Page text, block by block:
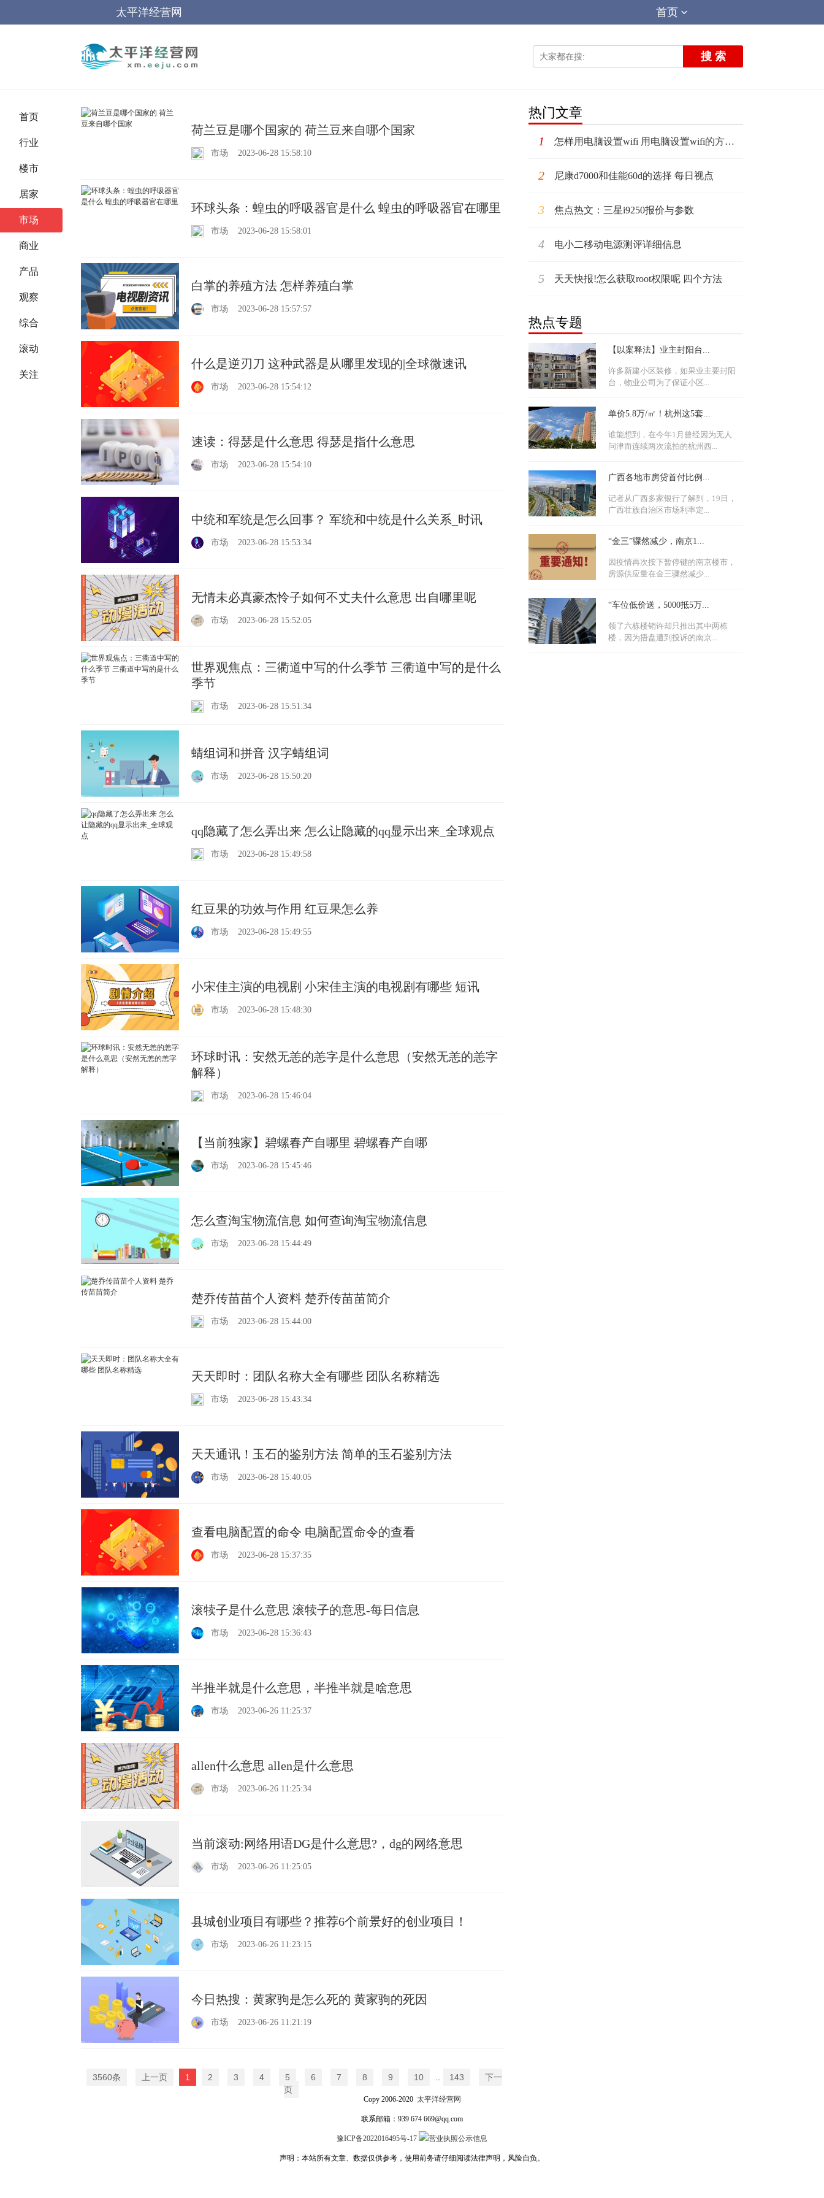
太平洋经营网 首页
搜 索
首页
行业
楼市
居家
市场
商业
产品
观察
综合
滚动
关注
荷兰豆是哪个国家的 荷兰豆来自哪个国家
市场 2023-06-28 15:58:10
环球头条：蝗虫的呼吸器官是什么 蝗虫的呼吸器官在哪里
市场 2023-06-28 15:58:01
白掌的养殖方法 怎样养殖白掌
市场 2023-06-28 15:57:57
什么是逆刃刀 这种武器是从哪里发现的|全球微速讯
市场 2023-06-28 15:54:12
速读：得瑟是什么意思 得瑟是指什么意思
市场 2023-06-28 15:54:10
中统和军统是怎么回事？ 军统和中统是什么关系_时讯
市场 2023-06-28 15:53:34
无情未必真豪杰怜子如何不丈夫什么意思 出自哪里呢
市场 2023-06-28 15:52:05
世界观焦点：三衢道中写的什么季节 三衢道中写的是什么
季节
市场 2023-06-28 15:51:34
蜻组词和拼音 汉字蜻组词
市场 2023-06-28 15:50:20
qq隐藏了怎么弄出来 怎么让隐藏的qq显示出来_全球观点
市场 2023-06-28 15:49:58
红豆果的功效与作用 红豆果怎么养
市场 2023-06-28 15:49:55
小宋佳主演的电视剧 小宋佳主演的电视剧有哪些 短讯
市场 2023-06-28 15:48:30
环球时讯：安然无恙的恙字是什么意思（安然无恙的恙字
解释）
市场 2023-06-28 15:46:04
【当前独家】碧螺春产自哪里 碧螺春产自哪
市场 2023-06-28 15:45:46
怎么查淘宝物流信息 如何查询淘宝物流信息
市场 2023-06-28 15:44:49
楚乔传苗苗个人资料 楚乔传苗苗简介
市场 2023-06-28 15:44:00
天天即时：团队名称大全有哪些 团队名称精选
市场 2023-06-28 15:43:34
天天通讯！玉石的鉴别方法 简单的玉石鉴别方法
市场 2023-06-28 15:40:05
查看电脑配置的命令 电脑配置命令的查看
市场 2023-06-28 15:37:35
滚犊子是什么意思 滚犊子的意思-每日信息
市场 2023-06-28 15:36:43
半推半就是什么意思，半推半就是啥意思
市场 2023-06-26 11:25:37
allen什么意思 allen是什么意思
市场 2023-06-26 11:25:34
当前滚动:网络用语DG是什么意思?，dg的网络意思
市场 2023-06-26 11:25:05
县城创业项目有哪些？推荐6个前景好的创业项目！
市场 2023-06-26 11:23:15
今日热搜：黄家驹是怎么死的 黄家驹的死因
市场 2023-06-26 11:21:19
3560条 上一页 1 2 3 4 5 6 7 8 9 10 143
下一
页
热门文章
1 怎样用电脑设置wifi 用电脑设置wifi的方法_世界速看
2 尼康d7000和佳能60d的选择 每日视点
3 焦点热文：三星i9250报价与参数
4 电小二移动电源测评详细信息
5 天天快报!怎么获取root权限呢 四个方法
热点专题
【以案释法】业主封阳台...
许多新建小区装修，如果业主要封阳
台，物业公司为了保证小区...
单价5.8万/㎡！杭州这5套...
谁能想到，在今年1月曾经因为无人
问津而连续两次流拍的杭州西...
广西各地市房贷首付比例...
记者从广西多家银行了解到，19日，
广西壮族自治区市场利率定...
“金三”骤然减少，南京1...
因疫情再次按下暂停键的南京楼市，
房源供应量在金三骤然减少...
“车位低价送，5000抵5万...
领了六栋楼销许却只推出其中两栋
楼，因为捂盘遭到投诉的南京...
Copy 2006-2020 太平洋经营网
联系邮箱：939 674 669@qq.com
豫ICP备2022016495号-17 营业执照公示信息
声明：本站所有文章、数据仅供参考，使用前务请仔细阅读法律声明，风险自负。